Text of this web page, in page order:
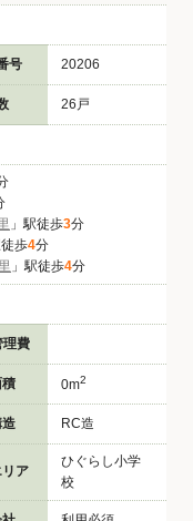
号 20206
26戸
」駅徒歩3分
徒歩4分
」駅徒歩4分
理費
0m2
RC造
ア
ひぐらし小学
校